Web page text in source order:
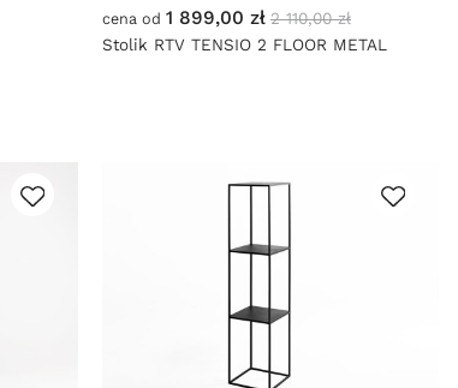
cena od 1 899,00 zł 2 110,00 zł
Stolik RTV TENSIO 2 FLOOR METAL